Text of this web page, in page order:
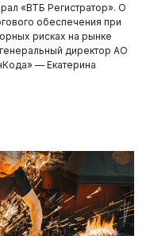
«ВТБ Регистратор». О
обеспечения при
рисках на рынке
директор АО
— Екатерина